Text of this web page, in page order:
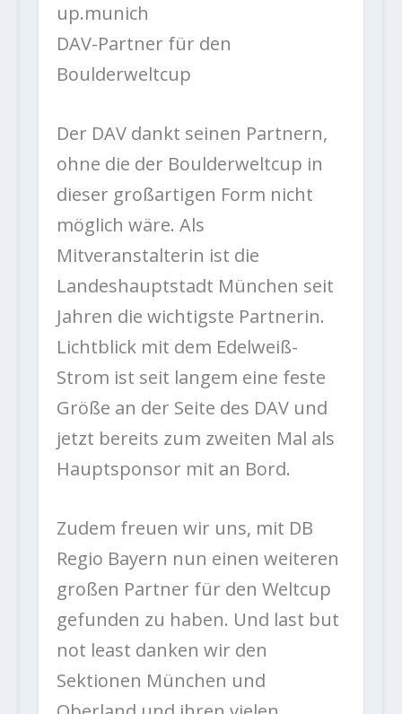
up.munich
DAV-Partner für den
Boulderweltcup
Der DAV dankt seinen Partnern,
ohne die der Boulderweltcup in
dieser großartigen Form nicht
möglich wäre. Als
Mitveranstalterin ist die
Landeshauptstadt München seit
Jahren die wichtigste Partnerin.
Lichtblick mit dem Edelweiß-
Strom ist seit langem eine feste
Größe an der Seite des DAV und
jetzt bereits zum zweiten Mal als
Hauptsponsor mit an Bord.
Zudem freuen wir uns, mit DB
Regio Bayern nun einen weiteren
großen Partner für den Weltcup
gefunden zu haben. Und last but
not least danken wir den
Sektionen München und